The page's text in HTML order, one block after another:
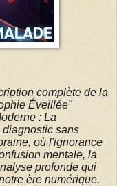
complète de la
Éveillée"
: La
sans
où l'ignorance
mentale, la
profonde qui
ère numérique.